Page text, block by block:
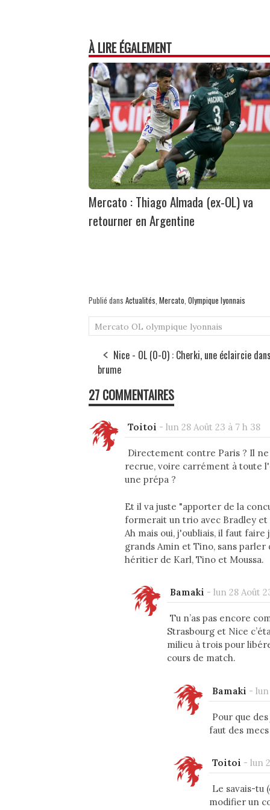
À LIRE ÉGALEMENT
Mercato : Thiago Almada (ex-OL) va
retourner en Argentine
Publié dans Actualités, Mercato, Olympique lyonnais
Mercato OL olympique lyonnais
Nice - OL (0-0) : Cherki, une éclaircie
brume
27 COMMENTAIRES
Toitoi - lun 28 Août 23 à 7 h 38
Directement contre Paris ? Il ne
recrue, voire carrément à toute
une prépa ?
Et il va juste "apporter de la
formerait un trio avec Bradley et
Ah mais oui, j'oubliais, il faut
grands Amin et Tino, sans
héritier de Karl, Tino et Moussa.
Bamaki - lun 28 Août
Tu n’as pas encore
Strasbourg et Nice
milieu à trois pour
cours de match.
Bamaki - lun
Pour que
faut des
Toitoi - lun
Le savais-tu
modifier un